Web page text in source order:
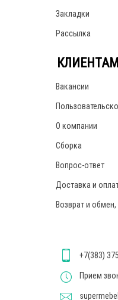
Закладки
Рассылка
КЛИЕНТАМ
Вакансии
О компании
Сборка
Вопрос-ответ
Доставка и
Возврат и обмен,
+7(383)
Прием